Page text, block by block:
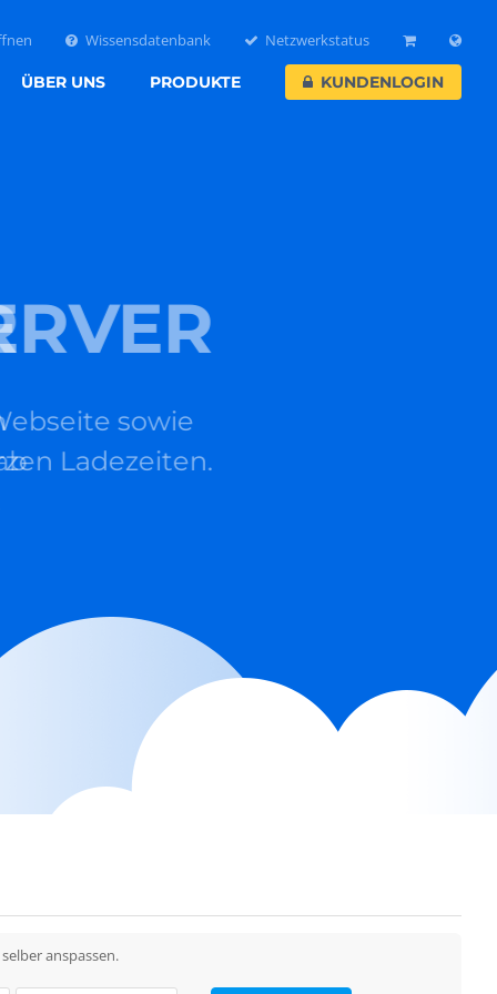
sowie
ÜBER UNS PRODUKTE KUNDENLOGIN
Wissensdatenbank Netzwerkstatus
anspassen.